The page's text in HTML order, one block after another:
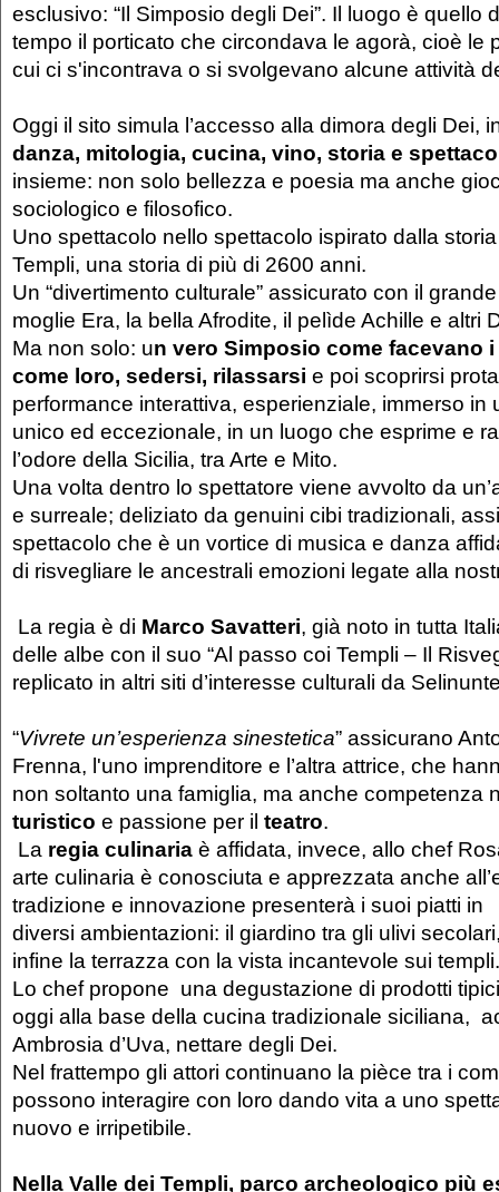
esclusivo: “Il Simposio degli Dei”. Il luogo è quello
tempo il porticato che circondava le agorà, cioè le
cui ci s'incontrava o si svolgevano alcune attività
Oggi il sito simula l’accesso alla dimora degli Dei,
danza, mitologia, cucina, vino, storia e
insieme: non solo bellezza e poesia ma anche
sociologico e filosofico.
Uno spettacolo nello spettacolo ispirato dalla
Templi, una storia di più di 2600 anni.
Un “divertimento culturale” assicurato con il
moglie Era, la bella Afrodite, il pelìde Achille e altri
Ma non solo: un vero Simposio come facevano i
come loro, sedersi, rilassarsi e poi scoprirsi
performance interattiva, esperienziale, immerso in
unico ed eccezionale, in un luogo che esprime e
l’odore della Sicilia, tra Arte e Mito.
Una volta dentro lo spettatore viene avvolto da
e surreale; deliziato da genuini cibi tradizionali,
spettacolo che è un vortice di musica e danza
di risvegliare le ancestrali emozioni legate alla
La regia è di Marco Savatteri, già noto in tutta
delle albe con il suo “Al passo coi Templi – Il
replicato in altri siti d’interesse culturali da
“Vivrete un’esperienza sinestetica” assicurano
Frenna, l'uno imprenditore e l’altra attrice, che
non soltanto una famiglia, ma anche competenza
turistico e passione per il teatro.
La regia culinaria è affidata, invece, allo chef
arte culinaria è conosciuta e apprezzata anche
tradizione e innovazione presenterà i suoi piatti in
diversi ambientazioni: il giardino tra gli ulivi
infine la terrazza con la vista incantevole sui
Lo chef propone una degustazione di prodotti
oggi alla base della cucina tradizionale siciliana,
Ambrosia d’Uva, nettare degli Dei.
Nel frattempo gli attori continuano la pièce tra i
possono interagire con loro dando vita a uno
nuovo e irripetibile.
Nella Valle dei Templi, parco archeologico più